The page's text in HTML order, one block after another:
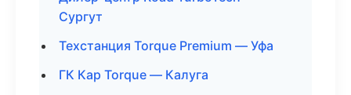
Сургут
Техстанция Torque Premium — Уфа
ГК Кар Torque — Калуга